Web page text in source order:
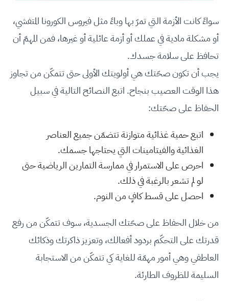
سواءً كانت الأزمة التي تمرّ بها وباءً مثل فيروس الكورونا المتفشي،
أو مشكلة مادية في عملك أو أزمة عائلية أو غيرها، فمن المهمّ أن
تحافظ على سلامة جسدك.
يجب أن تكون صحّتك هي أولويتك الأولى حتى تتمكّن من تجاوز
هذا الوقت العصيب بنجاح. اتبع النصائح التالية في سبيل
الحفاظ على صحّتك:
اتبع حمية غذائية متوازنة تتضمّن جميع العناصر
الغذائية والفيتامينات التي يحتاجها جسمك.
احرص على الاستمرار في ممارسة التمارين الرياضية حتى
لو لم تشعر بالرغبة في ذلك.
احصل على قسط كافٍ من النوم.
من خلال الحفاظ على صحّتك الجسدية، سوف تتمكّن من رفع
قدرتك على التحكّم بردود أفعالك، وتعزيز ذاكرتك وذكائك
العاطفي وهي أمور مهمّة للغاية كي تتمكّن من الاستجابة
السليمة للظروف الطارئة.